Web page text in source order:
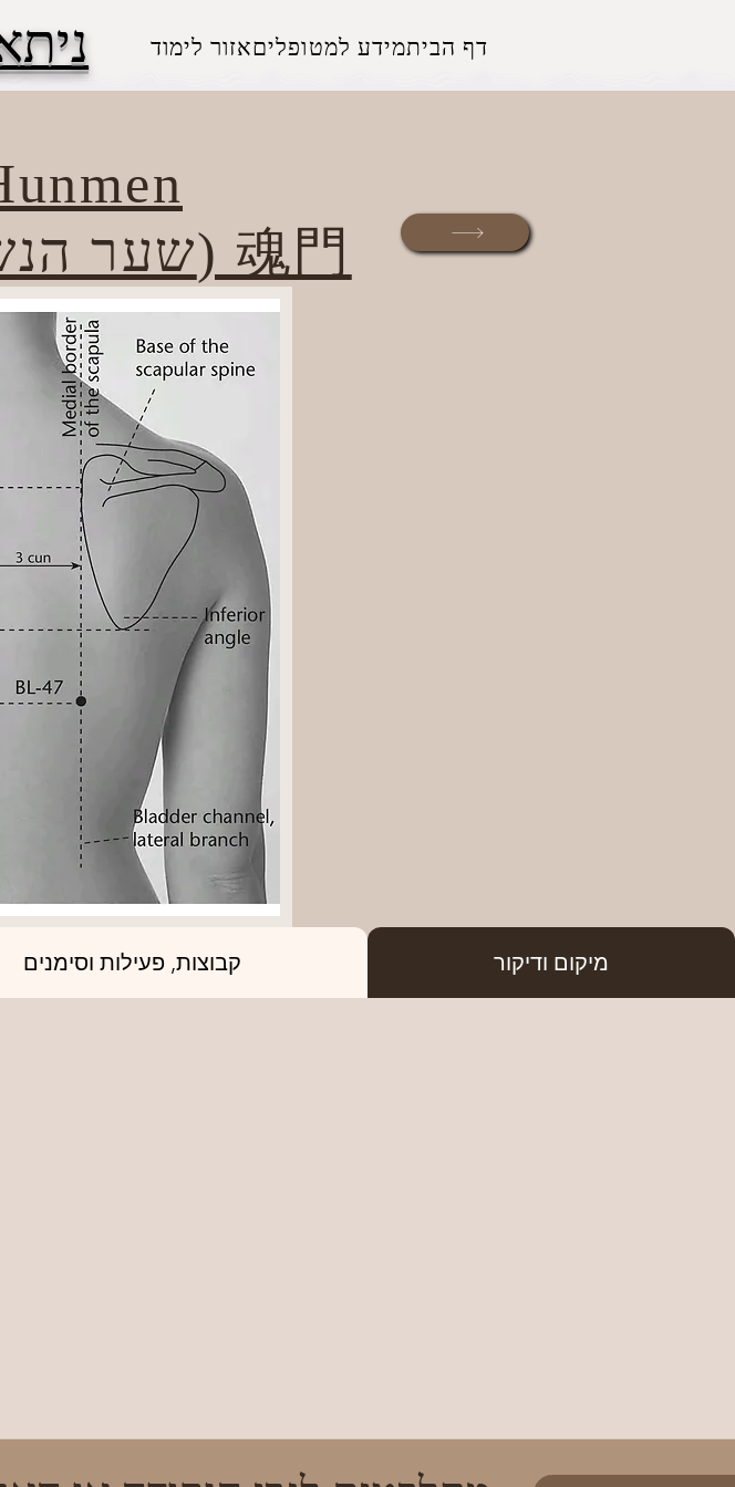
דף הביתמידע למטופליםאזור לימוד
(שער הנשמה השמיימית) 魂門
מיקום ודיקור קבוצות, פעילות וסימנים